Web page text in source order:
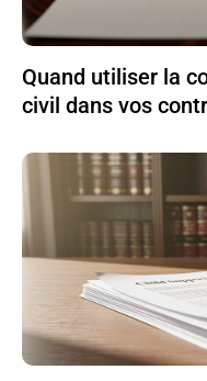
Quand utiliser la
civil dans vos